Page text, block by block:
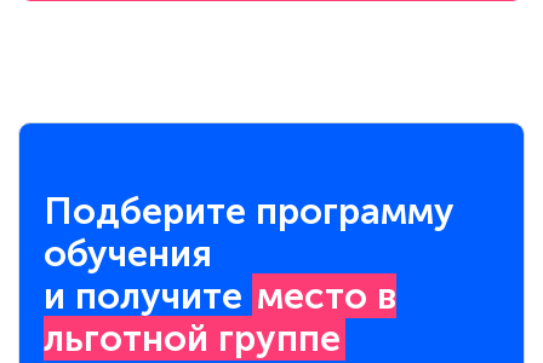
Подберите программу
обучения
и получите место в
льготной группе